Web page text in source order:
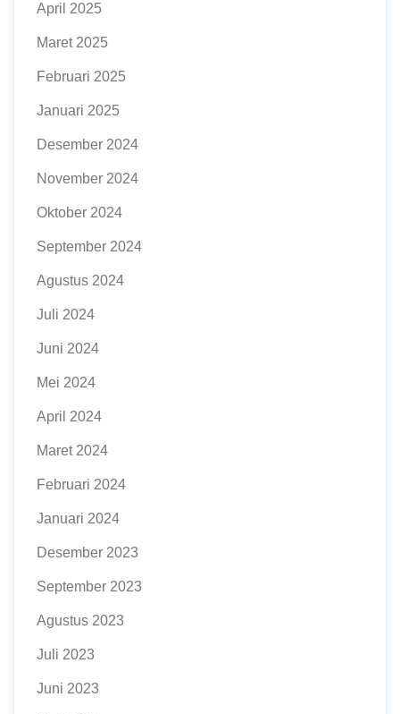
April 2025
Maret 2025
Februari 2025
Januari 2025
Desember 2024
November 2024
Oktober 2024
September 2024
Agustus 2024
Juli 2024
Juni 2024
Mei 2024
April 2024
Maret 2024
Februari 2024
Januari 2024
Desember 2023
September 2023
Agustus 2023
Juli 2023
Juni 2023